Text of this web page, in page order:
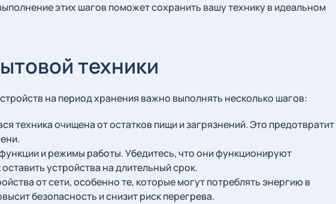
этих шагов поможет сохранить вашу технику в идеальном
техники
на период хранения важно выполнять несколько шагов:
техника очищена от остатков пищи и загрязнений. Это предотвратит
и режимы работы. Убедитесь, что они функционируют
устройства на длительный срок.
от сети, особенно те, которые могут потреблять энергию в
безопасность и снизит риск перегрева.